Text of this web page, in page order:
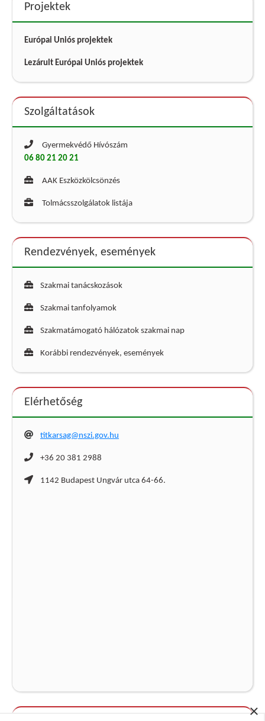
×
Projektek
Európai Uniós projektek
Lezárult Európai Uniós projektek
Szolgáltatások
Gyermekvédő Hívószám
06 80 21 20 21
AAK Eszközkölcsönzés
Tolmácsszolgálatok listája
Rendezvények, események
Szakmai tanácskozások
Szakmai tanfolyamok
Szakmatámogató hálózatok szakmai nap
Korábbi rendezvények, események
Elérhetőség
titkarsag@nszi.gov.hu
+36 20 381 2988
1142 Budapest Ungvár utca 64-66.